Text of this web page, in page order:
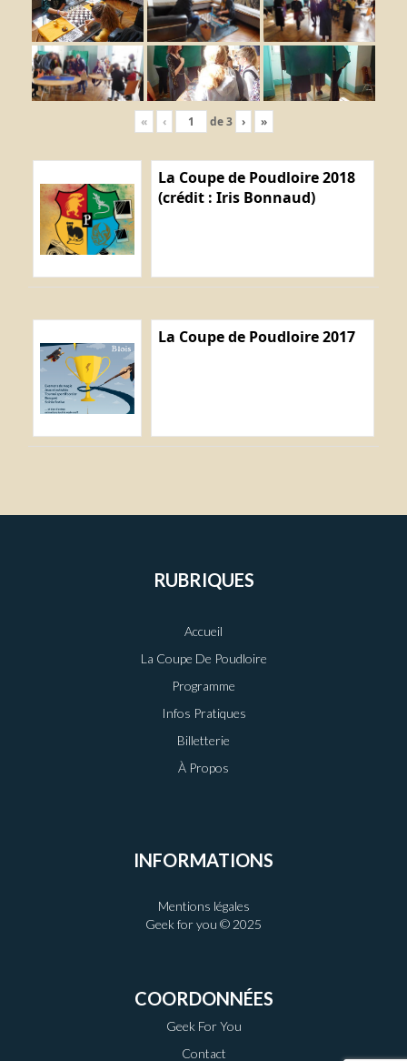
« ‹ de3 › »
La Coupe de Poudloire 2018
(crédit : Iris Bonnaud)
La Coupe de Poudloire 2017
RUBRIQUES
Accueil
La Coupe De Poudloire
Programme
Infos Pratiques
Billetterie
À Propos
INFORMATIONS
Mentions légales
Geek for you © 2025
COORDONNÉES
Geek For You
Contact